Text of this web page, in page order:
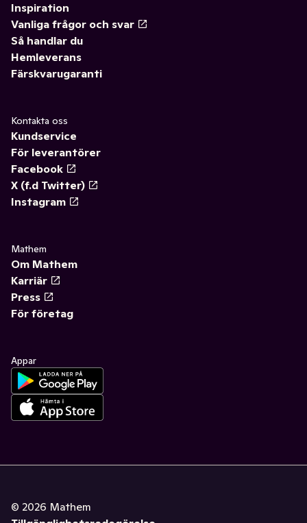
Inspiration
Vanliga frågor och svar
Så handlar du
Hemleverans
Färskvarugaranti
Kontakta oss
Kundservice
För leverantörer
Facebook
X (f.d Twitter)
Instagram
Mathem
Om Mathem
Karriär
Press
För företag
Appar
© 2026 Mathem